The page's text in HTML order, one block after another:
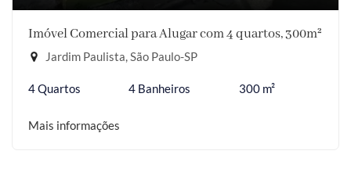
Imóvel Comercial para Alugar com 4 quartos, 300m²
Jardim Paulista, São Paulo-SP
4 Quartos 4 Banheiros 300 m²
Mais informações